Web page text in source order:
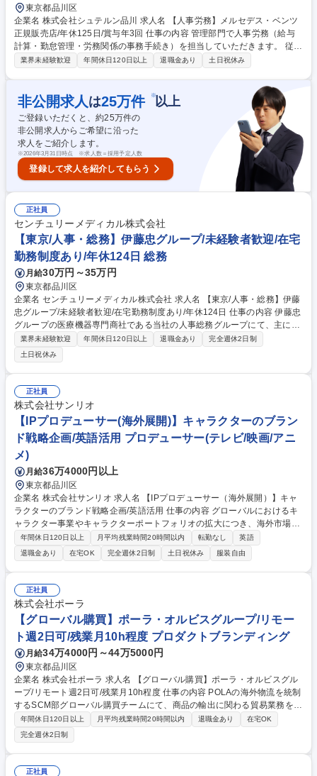
東京都品川区
企業名 株式会社シュテルン品川 求人名 【人事労務】メルセデス・ベンツ
正規販売店/年休125日/賞与年3回 仕事の内容 管理部門で人事労務（給与
計算・勤怠管理・労務関係の事務手続き）を担当していただきます。 従業
員の人事管理に関わる業務を行う欠かせないポジションです。 【詳細】■
支払報告書の作成、住民税手続き等■勤怠管理：勤怠の確認■労務関係手続
き：社保・雇用保険関係、労災・産育休関係、各給付金等■その他、人事
総務課全体としての業務もお任せします（郵便・社内便分配、報告書類受
付等） 募集職種 【人事労務】メルセデス・ベンツ正規販売店/年休125日/
賞与年3回
業界未経験歓迎 年間休日120日以上 退職金あり 土日祝休み
非公開求人 は25万件 ※以上
ご登録いただくと、約25万件の
非公開求人からご希望に沿った
求人をご紹介します。
※2026年3月31日時点 ※求人数＝採用予定人数
登録して求人を紹介してもらう
正社員
センチュリーメディカル株式会社
【東京/人事・総務】伊藤忠グループ/未経験者歓迎/在宅
勤務制度あり/年休124日 総務
月給30万円～35万円
東京都品川区
企業名 センチュリーメディカル株式会社 求人名 【東京/人事・総務】伊藤
忠グループ/未経験者歓迎/在宅勤務制度あり/年休124日 仕事の内容 伊藤忠
グループの医療機器専門商社である当社の人事総務グループにて、主に以
下の業務をご担当いただきます。 ■採用業務全般（新卒・中途・派遣）■
人材育成・研修の企画・運営 ■評価・表彰制度の運用 ■人事制度の運用・
改善 ■社内コミュニケーション施策の企画・推進 ■業務の効率化・DX推進
※将来的には、人事総務グループ全体の以下の業務にも携わっていただき
ます。 ■労務業務全般（給与計算、社会保険手続き、福利厚生、勤怠管理
等） ■総務業務全般（社有車管理、社宅管理、施設管理 等） 募集職種
【東京/人事・総務】伊藤忠グループ/未経験者歓迎/在宅勤務制度あり/年休
124日
業界未経験歓迎 年間休日120日以上 退職金あり
完全週休2日制
土日祝休み
正社員
株式会社サンリオ
【IPプロデューサー(海外展開)】キャラクターのブラン
ド戦略企画/英語活用 プロデューサー(テレビ/映画/アニ
メ)
月給36万4000円以上
東京都品川区
企業名 株式会社サンリオ 求人名 【IPプロデューサー（海外展開）】キャ
ラクターのブランド戦略企画/英語活用 仕事の内容 グローバルにおけるキ
ャラクター事業やキャラクターポートフォリオの拡大につき、海外市場に
おける中長期戦略を担うキャラクター育成担当者を募集します。 【詳細】
■グローバルでのキャラクター育成に向けた課題分析・ブランディング戦
略策定■戦略に基づく効果的なコンテンツ企画・制作および運用■コンテン
ツ制作・運用におけるディレクション■社内関連部門、海外支社、外部ク
リエイティブパートナーとの協業リード■プロジェクト進行管理・予算管
理 ☆中長期スパンでキャラクターの魅力や価値をどう定義するかを設計
し、どのターゲットに何を届けるかを描くことがミッション 募集職種 【I
Pプロデューサー（海外展開）】キャラクターのブランド戦略企画/英語活
用
年間休日120日以上 月平均残業時間20時間以内 転勤なし
英語
退職金あり
在宅OK 完全週休2日制 土日祝休み 服装自由
正社員
株式会社ポーラ
【グローバル購買】ポーラ・オルビスグループ/リモー
ト週2日可/残業月10h程度 プロダクトブランディング
月給34万4000円～44万5000円
東京都品川区
企業名 株式会社ポーラ 求人名 【グローバル購買】ポーラ・オルビスグル
ープ/リモート週2日可/残業月10h程度 仕事の内容 POLAの海外物流を統制
するSCM部グローバル購買チームにて、商品の輸出に関わる貿易業務をお
任せします。基本は船での輸送が主になりますが、緊急度や状況により、
空輸での対応も行っております。 【詳細】■輸出実務：海外拠点からのオ
ーダーに対し、在庫確認からフォワーダー・輸送手配、輸出書類（S/C、I
V、PL、原産地証明、COA等）の作成まで一貫して対応。各国規制に合わ
せた正確なデリバリーを実現します。 ■在庫調達・需要予測：数ヶ月のリ
年間休日120日以上 月平均残業時間20時間以内 退職金あり
在宅OK
完全週休2日制
正社員